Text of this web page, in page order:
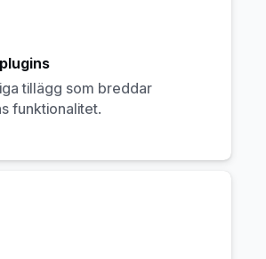
tillägg som breddar
funktionalitet.